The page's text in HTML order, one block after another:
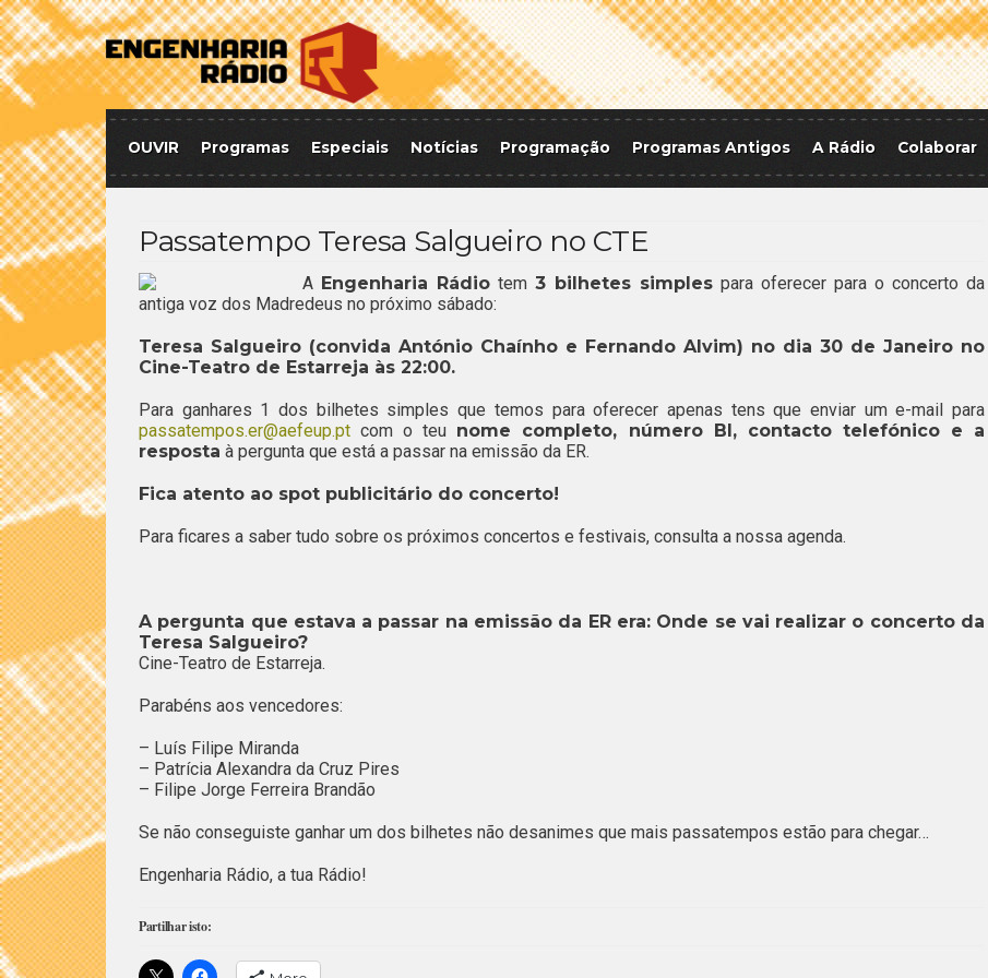
OUVIR Programas Especiais Notícias Programação Programas Antigos A Rádio Colaborar
Passatempo Teresa Salgueiro no CTE
A Engenharia Rádio tem 3 bilhetes simples para oferecer para o concerto da
antiga voz dos Madredeus no próximo sábado:
Teresa Salgueiro (convida António Chaínho e Fernando Alvim) no dia 30 de Janeiro no
Cine-Teatro de Estarreja às 22:00.
Para ganhares 1 dos bilhetes simples que temos para oferecer apenas tens que enviar um e-mail para
passatempos.er@aefeup.pt com o teu nome completo, número BI, contacto telefónico e a
resposta à pergunta que está a passar na emissão da ER.
Fica atento ao spot publicitário do concerto!
Para ficares a saber tudo sobre os próximos concertos e festivais, consulta a nossa agenda.
A pergunta que estava a passar na emissão da ER era: Onde se vai realizar o concerto da
Teresa Salgueiro?
Cine-Teatro de Estarreja.
Parabéns aos vencedores:
– Luís Filipe Miranda
– Patrícia Alexandra da Cruz Pires
– Filipe Jorge Ferreira Brandão
Se não conseguiste ganhar um dos bilhetes não desanimes que mais passatempos estão para chegar…
Engenharia Rádio, a tua Rádio!
Partilhar isto: